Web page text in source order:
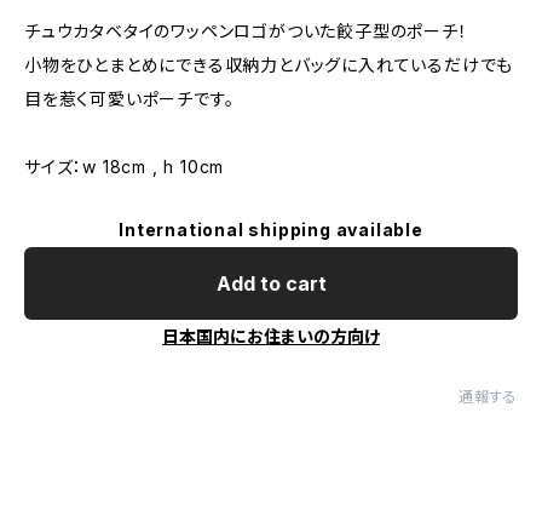
チュウカタベタイのワッペンロゴがついた餃子型のポーチ！
小物をひとまとめにできる収納力とバッグに入れているだけでも
目を惹く可愛いポーチです。
サイズ：w 18cm , h 10cm
International shipping available
Add to cart
日本国内にお住まいの方向け
通報する